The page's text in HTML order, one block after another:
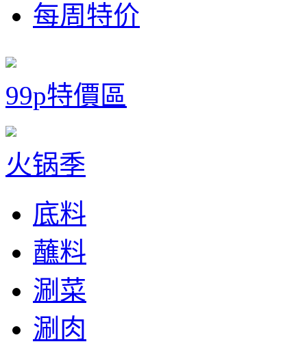
每周特价
99p特價區
火锅季
底料
蘸料
涮菜
涮肉